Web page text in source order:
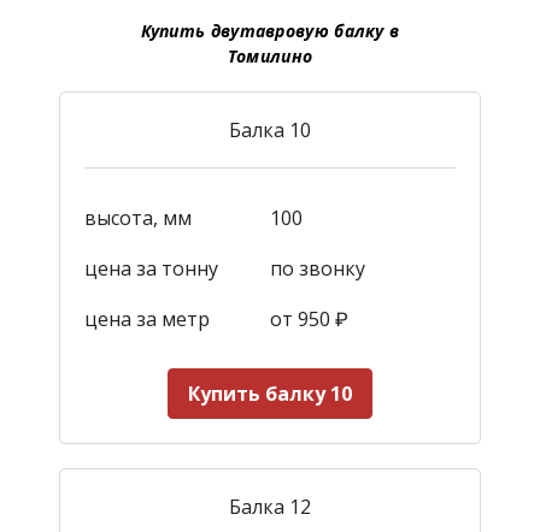
Купить двутавровую балку в
Томилино
Балка 10
высота, мм
100
цена за тонну
по звонку
цена за метр
от 950 ₽
Купить балку 10
Балка 12